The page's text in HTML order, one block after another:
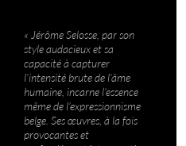
« Jérôme Selosse, par son
style audacieux et sa
capacité à capturer
l’intensité brute de l’âme
humaine, incarne l’essence
même de l’expressionnisme
belge. Ses œuvres, à la fois
provocantes et